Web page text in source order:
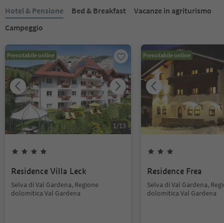
Hotel & Pensione Bed & Breakfast
Vacanze in agriturismo
Campeggio
Prenotabile online
1/13
Residence Villa Leck
Selva di Val Gardena, Regione
dolomitica Val Gardena
Prenotabile online
Residence Frea
Selva di Val Gardena,
dolomitica Val Gardena